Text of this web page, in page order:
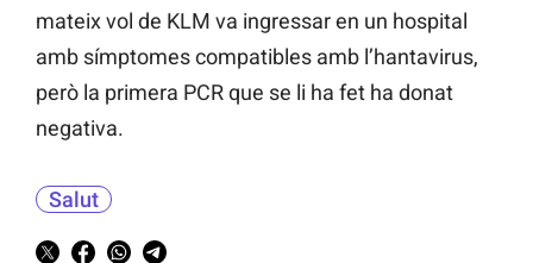
mateix vol de KLM va ingressar en un hospital
amb símptomes compatibles amb l’hantavirus,
però la primera PCR que se li ha fet ha donat
negativa.
Salut